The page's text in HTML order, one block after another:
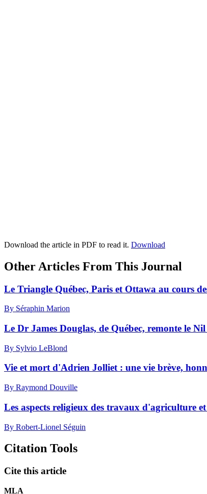
Download the article in PDF to read it. Download
Other Articles From This Journal
Le Triangle Québec, Paris et Ottawa au cours
By Séraphin Marion
Le Dr James Douglas, de Québec, remonte le Nil
By Sylvio LeBlond
Vie et mort d'Adrien Jolliet : une vie brève,
By Raymond Douville
Les aspects religieux des travaux d'agriculture
By Robert-Lionel Séguin
Citation Tools
Cite this article
MLA